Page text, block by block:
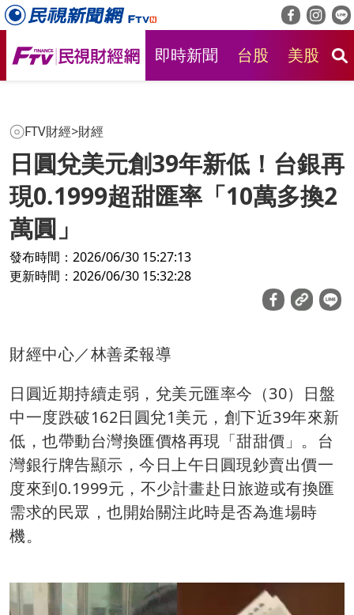
即時新聞 台股 美股
FTV財經>財經
日圓兌美元創39年新低！台銀再
現0.1999超甜匯率「10萬多換2
萬圓」
發布時間：2026/06/30 15:27:13
更新時間：2026/06/30 15:32:28
財經中心／林善柔報導
日圓近期持續走弱，兌美元匯率今（30）日盤
中一度跌破162日圓兌1美元，創下近39年來新
低，也帶動台灣換匯價格再現「甜甜價」。台
灣銀行牌告顯示，今日上午日圓現鈔賣出價一
度來到0.1999元，不少計畫赴日旅遊或有換匯
需求的民眾，也開始關注此時是否為進場時
機。